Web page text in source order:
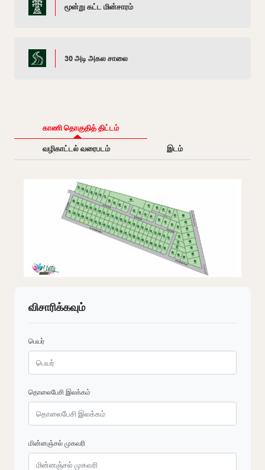
மூன்று கட்ட மின்சாரம்
30 அடி அகல சாலை
காணி தொகுதித் திட்டம்
வழிகாட்டல் வரைபடம்
இடம்
விசாரிக்கவும்
பெயர்
தொலைபேசி இலக்கம்
மின்னஞ்சல் முகவரி